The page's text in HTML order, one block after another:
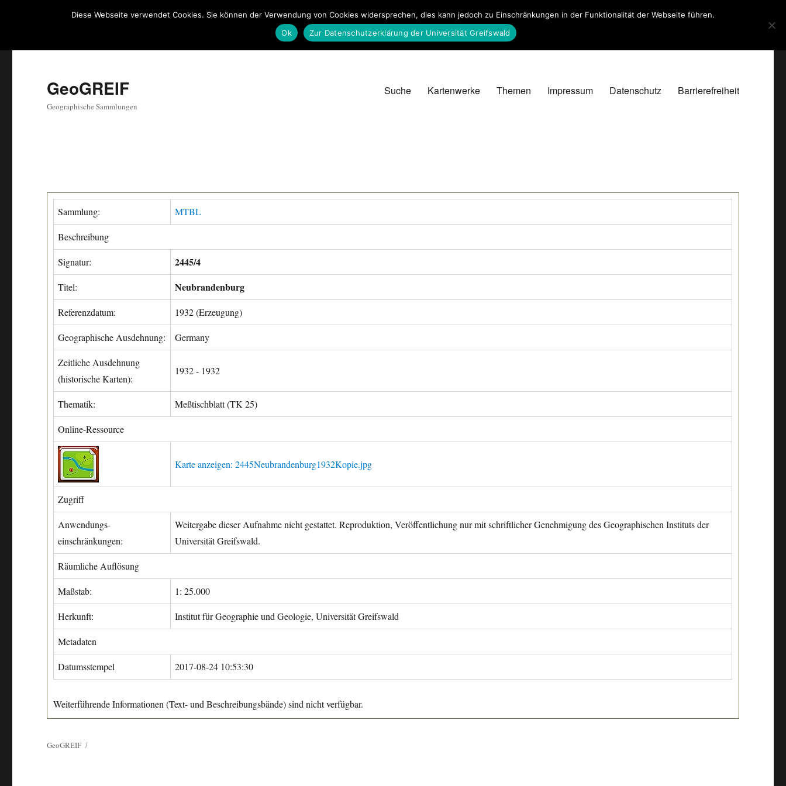
GeoGREIF
Geographische Sammlungen
Suche Kartenwerke Themen Impressum Datenschutz Barrierefreiheit
Sammlung: MTBL
Beschreibung
Signatur: 2445/4
Titel: Neubrandenburg
Referenzdatum: 1932 (Erzeugung)
Geographische Ausdehnung: Germany
Zeitliche Ausdehnung
(historische Karten):
1932 - 1932
Thematik: Meßtischblatt (TK 25)
Online-Ressource
Karte anzeigen: 2445Neubrandenburg1932Kopie.jpg
Zugriff
Anwendungs-
einschränkungen:
Weitergabe dieser Aufnahme nicht gestattet. Reproduktion, Veröffentlichung nur mit schriftlicher Genehmigung des Geographischen Instituts der
Universität Greifswald.
Räumliche Auflösung
Maßstab: 1: 25.000
Herkunft: Institut für Geographie und Geologie, Universität Greifswald
Metadaten
Datumsstempel 2017-08-24 10:53:30
Weiterführende Informationen (Text- und Beschreibungsbände) sind nicht verfügbar.
GeoGREIF
Diese Webseite verwendet Cookies. Sie können der Verwendung von Cookies widersprechen, dies kann jedoch zu Einschränkungen in der Funktionalität der Webseite führen.
Ok
Zur Datenschutzerklärung der Universität Greifswald